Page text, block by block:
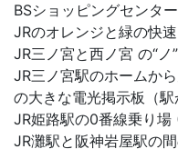
BSショッピングセンタ
JRのオレンジと緑の快
JR三ノ宮と西ノ宮 の“ノ
JR三ノ宮駅のホームか
の大きな電光掲示板（
JR姫路駅の0番線乗り場
JR灘駅と阪神岩屋駅の